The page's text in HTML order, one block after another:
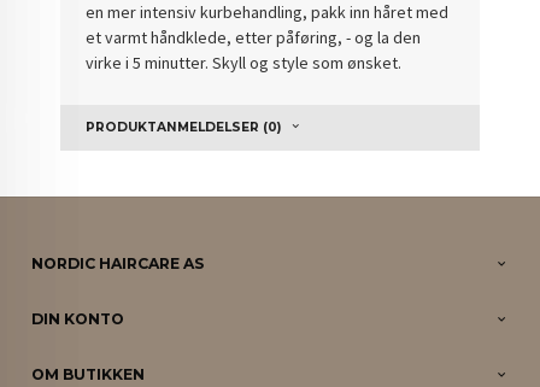
en mer intensiv kurbehandling, pakk inn håret med
et varmt håndklede, etter påføring, - og la den
virke i 5 minutter. Skyll og style som ønsket.
PRODUKTANMELDELSER (0)
NORDIC HAIRCARE AS
DIN KONTO
OM BUTIKKEN